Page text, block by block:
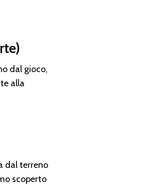
dal gioco,
alla
dal terreno
scoperto